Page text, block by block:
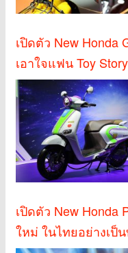
เปิดตัว New Honda
เอาใจแฟน Toy
เปิดตัว New Honda
ใหม่ ในไทยอย่างเป็